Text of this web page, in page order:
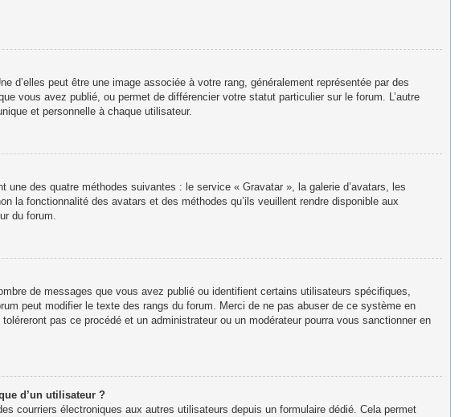
d’elles peut être une image associée à votre rang, généralement représentée par des
vous avez publié, ou permet de différencier votre statut particulier sur le forum. L’autre
et personnelle à chaque utilisateur.
des quatre méthodes suivantes : le service « Gravatar », la galerie d’avatars, les
la fonctionnalité des avatars et des méthodes qu’ils veuillent rendre disponible aux
du forum.
de messages que vous avez publié ou identifient certains utilisateurs spécifiques,
peut modifier le texte des rangs du forum. Merci de ne pas abuser de ce système en
pas ce procédé et un administrateur ou un modérateur pourra vous sanctionner en
d’un utilisateur ?
courriers électroniques aux autres utilisateurs depuis un formulaire dédié. Cela permet